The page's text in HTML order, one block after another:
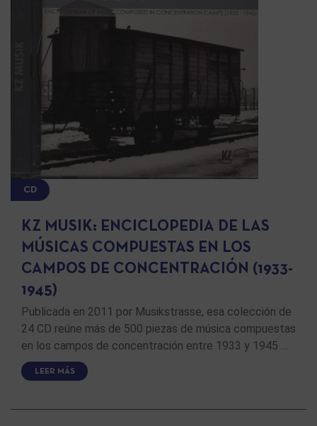
CD
KZ MUSIK: ENCICLOPEDIA DE LAS
MÚSICAS COMPUESTAS EN LOS
CAMPOS DE CONCENTRACIÓN (1933-
1945)
Publicada en 2011 por Musikstrasse, esa colección de
24 CD reúne más de 500 piezas de música compuestas
en los campos de concentración entre 1933 y 1945 …
LEER MÁS